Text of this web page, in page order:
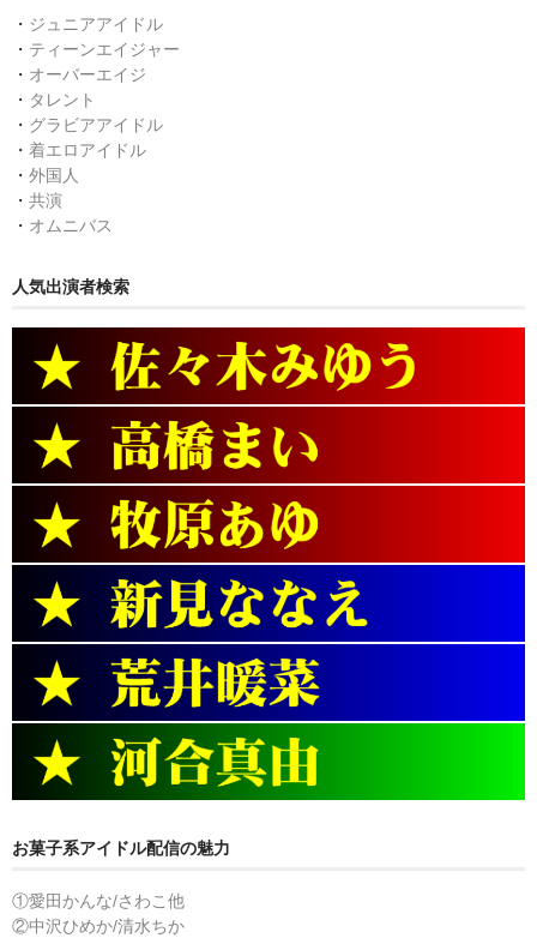
・ ジュニアアイドル
・ ティーンエイジャー
・ オーバーエイジ
・ タレント
・ グラビアアイドル
・ 着エロアイドル
・ 外国人
・ 共演
・ オムニバス
人気出演者検索
お菓子系アイドル配信の魅力
①愛田かんな/さわこ他
②中沢ひめか/清水ちか